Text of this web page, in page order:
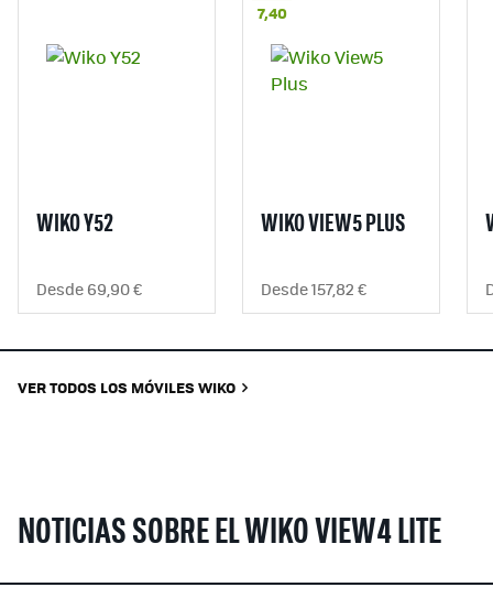
WIKO Y52
Desde 69,90 €
7,40
WIKO VIEW5 PLUS
Desde 157,82 €
VER TODOS LOS MÓVILES WIKO
NOTICIAS SOBRE EL WIKO VIEW4 LITE